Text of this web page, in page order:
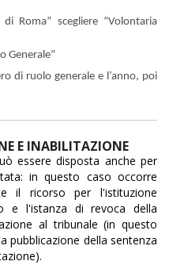
scegliere “Volontaria
Generale”
di ruolo generale e l’anno, poi
E INABILITAZIONE
essere disposta anche per
in questo caso occorre
il ricorso per l'istituzione
e l'istanza di revoca della
al tribunale (in questo
pubblicazione della sentenza